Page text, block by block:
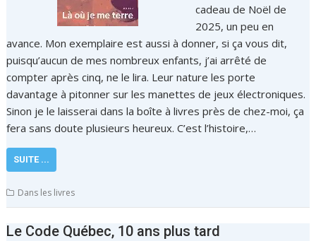
cadeau de Noël de
2025, un peu en
avance. Mon exemplaire est aussi à donner, si ça vous dit,
puisqu’aucun de mes nombreux enfants, j’ai arrêté de
compter après cinq, ne le lira. Leur nature les porte
davantage à pitonner sur les manettes de jeux électroniques.
Sinon je le laisserai dans la boîte à livres près de chez-moi, ça
fera sans doute plusieurs heureux. C’est l’histoire,…
SUITE ...
Dans les livres
Le Code Québec, 10 ans plus tard